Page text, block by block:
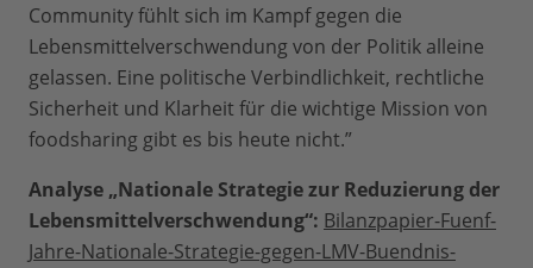
Community fühlt sich im Kampf gegen die
Lebensmittelverschwendung von der Politik alleine
gelassen. Eine politische Verbindlichkeit, rechtliche
Sicherheit und Klarheit für die wichtige Mission von
foodsharing gibt es bis heute nicht.”
Analyse „Nationale Strategie zur Reduzierung der
Lebensmittelverschwendung“: Bilanzpapier-Fuenf-
Jahre-Nationale-Strategie-gegen-LMV-Buendnis-